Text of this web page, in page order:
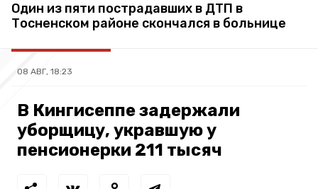
Один из пяти пострадавших в ДТП в
Тосненском районе скончался в больнице
08 АВГ, 18:23
В Кингисеппе задержали
уборщицу, укравшую у
пенсионерки 211 тысяч